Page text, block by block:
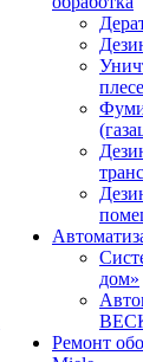
дом»
Ремонт